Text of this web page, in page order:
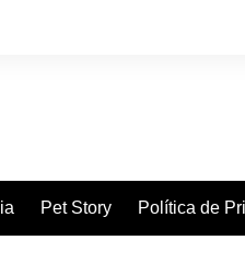
Pet Story Política de